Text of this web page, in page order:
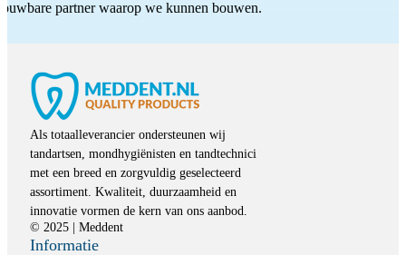
partner waarop we kunnen bouwen.
Als totaalleverancier ondersteunen wij
tandartsen, mondhygiënisten en tandtechnici
met een breed en zorgvuldig geselecteerd
assortiment. Kwaliteit, duurzaamheid en
innovatie vormen de kern van ons aanbod.
© 2025 | Meddent
Informatie